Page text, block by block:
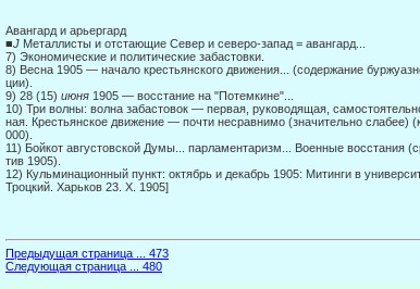
Авангард и арьергард
■J Металлисты и отстающие Север и северо-запад = авангард...
7) Экономические и политические забастовки.
8) Весна 1905 — начало крестьянского движения... (содержание
ции).
9) 28 (15) июня 1905 — восстание на "Потемкине"...
10) Три волны: волна забастовок — первая, руководящая,
ная. Крестьянское движение — почти несравнимо (значительно слабее)
000).
11) Бойкот августовской Думы... парламентаризм... Военные восстания
тив 1905).
12) Кульминационный пункт: октябрь и декабрь 1905: Митинги в
Троцкий. Харьков 23. X. 1905]
Предыдущая страница ... 473
Следующая страница ... 480